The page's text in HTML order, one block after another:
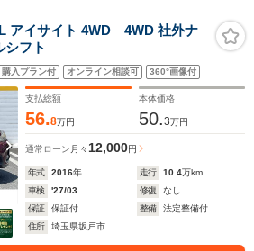
アイサイト 4WD 4WD 社外ナ
シフト
購入プラン付 オンライン相談可 360°画像付
支払総額
56.8万円
本体価格
50.3万円
通常ローン 月々12,000円
年式 2016年 走行 10.4万km
車検
'27/03 修復
なし
保証
保証付 整備
法定整備付
住所
埼玉県坂戸市